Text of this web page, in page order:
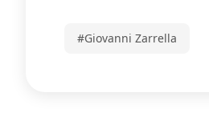
#Giovanni Zarrella